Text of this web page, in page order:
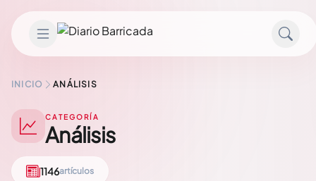
INICIO ANÁLISIS
CATEGORÍA
Análisis
1146artículos